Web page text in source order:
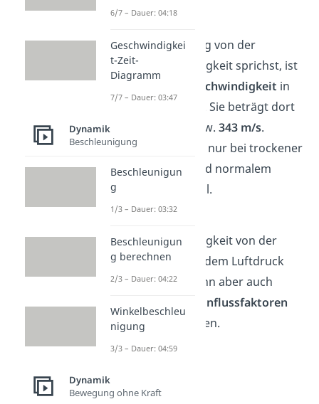
transportieren.
Wenn du im Alltag von der
Schallgeschwindigkeit sprichst, ist
meistens die
Geschwindigkeit in
der Luft gemeint. Sie beträgt dort
bzw. 343 m/s.
Allerdings ist das nur bei trockener
Luft von 20 °C und normalem
Luftdruck
der Fall.
Schallgeschwindigkeit von der
Temperatur und dem Luftdruck
abhängig. Sie kann aber auch
Einflussfaktoren
beeinflusst werden.
6/7 – Dauer: 04:18
Geschwindigkei
t-Zeit-
Diagramm
7/7 – Dauer: 03:47
Dynamik
Beschleunigung
Beschleunigun
g
1/3 – Dauer: 03:32
Beschleunigun
g berechnen
2/3 – Dauer: 04:22
Winkelbeschleu
nigung
3/3 – Dauer: 04:59
Dynamik
Bewegung ohne Kraft